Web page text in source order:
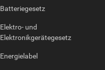
Batteriegesetz
Elektro- und
Elektronikgerätegesetz
Energielabel